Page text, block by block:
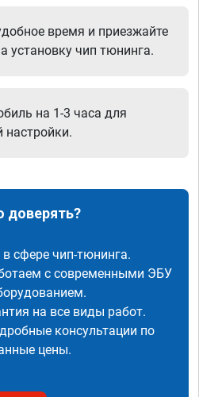
время и приезжайте
установку чип тюнинга.
на 1-3 часа для
настройки.
сфере чип-тюнинга.
с современными ЭБУ
на все виды работ.
консультации по
цены.